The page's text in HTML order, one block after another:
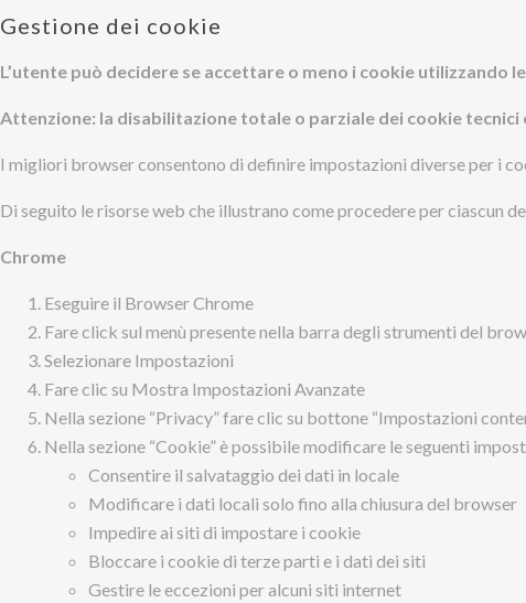
Gestione dei cookie
L’utente può decidere se accettare o meno i cookie utilizzando
Attenzione: la disabilitazione totale o parziale dei cookie
I migliori browser consentono di definire impostazioni diverse per i
Di seguito le risorse web che illustrano come procedere per ciascun
Chrome
Eseguire il Browser Chrome
Fare click sul menù presente nella barra degli strumenti del
Selezionare Impostazioni
Fare clic su Mostra Impostazioni Avanzate
Nella sezione “Privacy” fare clic su bottone “Impostazioni
Nella sezione “Cookie” è possibile modificare le seguenti
Consentire il salvataggio dei dati in locale
Modificare i dati locali solo fino alla chiusura del browser
Impedire ai siti di impostare i cookie
Bloccare i cookie di terze parti e i dati dei siti
Gestire le eccezioni per alcuni siti internet